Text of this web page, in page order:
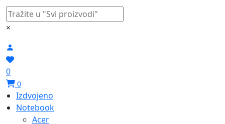
×
0
0
Izdvojeno
Notebook
Acer